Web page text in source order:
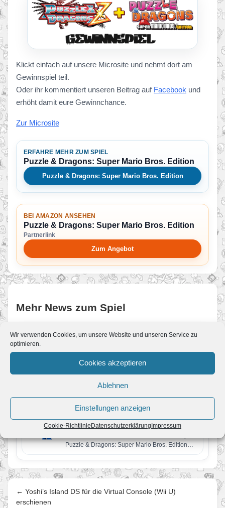
Wir verwenden Cookies, um unsere Website und unseren Service zu
optimieren.
Cookies akzeptieren
Ablehnen
Einstellungen anzeigen
Cookie-RichtlinieDatenschutzerklärungImpressum
Klickt einfach auf unsere Microsite und nehmt dort am
Gewinnspiel teil.
Oder ihr kommentiert unseren Beitrag auf Facebook und
erhöht damit eure Gewinnchance.
Zur Microsite
ERFAHRE MEHR ZUM SPIEL
Puzzle & Dragons: Super Mario Bros. Edition
Puzzle & Dragons: Super Mario Bros. Edition
BEI AMAZON ANSEHEN
Puzzle & Dragons: Super Mario Bros. Edition
Partnerlink
Zum Angebot
Mehr News zum Spiel
Super Mario Kalender – 08. Mai –
Super Mario Bros. Edition für den Nintendo 3DS
Review: Puzzle & Dragons: Super
Von JoKo•16. Mai 2015
Puzzle & Dragons: Super Mario Bros. Edition
haben wir für euch angespielt…
← Yoshi’s Island DS für die Virtual Console (Wii U)
erschienen